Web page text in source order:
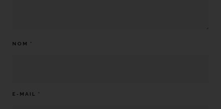
NOM *
E-MAIL *